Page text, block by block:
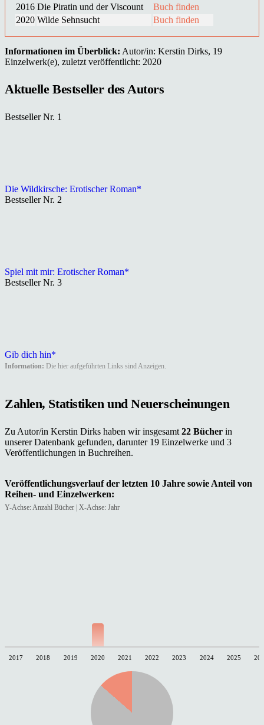
2016 Die Piratin und der Viscount
Buch finden
2020 Wilde Sehnsucht Buch finden
Informationen im Überblick: Autor/in: Kerstin Dirks, 19
Einzelwerk(e), zuletzt veröffentlicht: 2020
Aktuelle Bestseller des Autors
Bestseller Nr. 1
Die Wildkirsche: Erotischer Roman*
Bestseller Nr. 2
Spiel mit mir: Erotischer Roman*
Bestseller Nr. 3
Gib dich hin*
Information: Die hier aufgeführten Links sind Anzeigen.
Zahlen, Statistiken und Neuerscheinungen
Zu Autor/in Kerstin Dirks haben wir insgesamt 22 Bücher in
unserer Datenbank gefunden, darunter 19 Einzelwerke und 3
Veröffentlichungen in Buchreihen.
Veröffentlichungsverlauf der letzten 10 Jahre sowie Anteil von
Reihen- und Einzelwerken:
Y-Achse: Anzahl Bücher | X-Achse: Jahr
2017 2018 2019 2020 2021 2022 2023 2024 2025